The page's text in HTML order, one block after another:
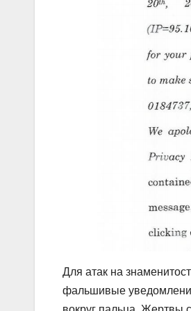
Для атак на
фальшивые